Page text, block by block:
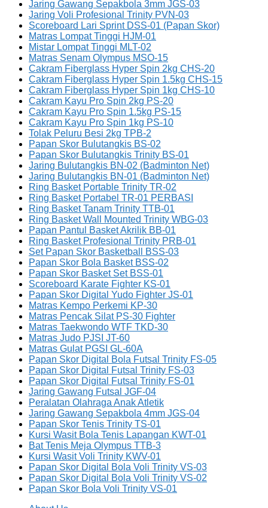
Jaring Gawang Sepakbola 3mm JGS-03
Jaring Voli Profesional Trinity PVN-03
Scoreboard Lari Sprint DSS-01 (Papan Skor)
Matras Lompat Tinggi HJM-01
Mistar Lompat Tinggi MLT-02
Matras Senam Olympus MSO-15
Cakram Fiberglass Hyper Spin 2kg CHS-20
Cakram Fiberglass Hyper Spin 1.5kg CHS-15
Cakram Fiberglass Hyper Spin 1kg CHS-10
Cakram Kayu Pro Spin 2kg PS-20
Cakram Kayu Pro Spin 1.5kg PS-15
Cakram Kayu Pro Spin 1kg PS-10
Tolak Peluru Besi 2kg TPB-2
Papan Skor Bulutangkis BS-02
Papan Skor Bulutangkis Trinity BS-01
Jaring Bulutangkis BN-02 (Badminton Net)
Jaring Bulutangkis BN-01 (Badminton Net)
Ring Basket Portable Trinity TR-02
Ring Basket Portabel TR-01 PERBASI
Ring Basket Tanam Trinity TTB-01
Ring Basket Wall Mounted Trinity WBG-03
Papan Pantul Basket Akrilik BB-01
Ring Basket Profesional Trinity PRB-01
Set Papan Skor Basketball BSS-03
Papan Skor Bola Basket BSS-02
Papan Skor Basket Set BSS-01
Scoreboard Karate Fighter KS-01
Papan Skor Digital Yudo Fighter JS-01
Matras Kempo Perkemi KP-30
Matras Pencak Silat PS-30 Fighter
Matras Taekwondo WTF TKD-30
Matras Judo PJSI JT-60
Matras Gulat PGSI GL-60A
Papan Skor Digital Bola Futsal Trinity FS-05
Papan Skor Digital Futsal Trinity FS-03
Papan Skor Digital Futsal Trinity FS-01
Jaring Gawang Futsal JGF-04
Peralatan Olahraga Anak Atletik
Jaring Gawang Sepakbola 4mm JGS-04
Papan Skor Tenis Trinity TS-01
Kursi Wasit Bola Tenis Lapangan KWT-01
Bat Tenis Meja Olympus TTB-3
Kursi Wasit Voli Trinity KWV-01
Papan Skor Digital Bola Voli Trinity VS-03
Papan Skor Digital Bola Voli Trinity VS-02
Papan Skor Bola Voli Trinity VS-01